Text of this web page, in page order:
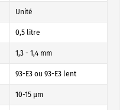
Unité
0,5 litre
1,3 - 1,4 mm
93-E3 ou 93-E3 lent
10-15 µm